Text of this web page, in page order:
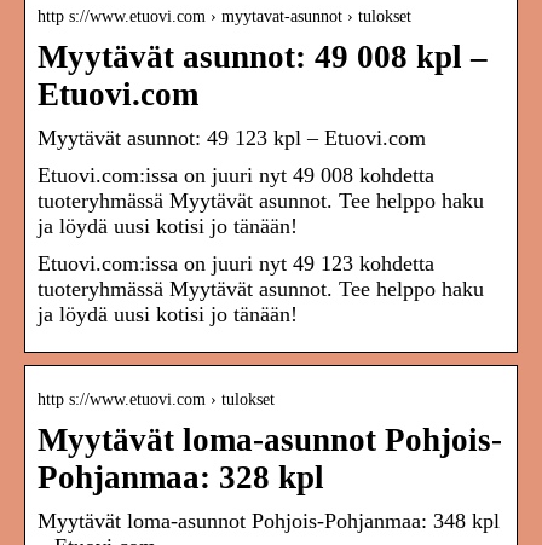
http s://www.etuovi.com › myytavat-asunnot › tulokset
Myytävät asunnot: 49 008 kpl –
Etuovi.com
Myytävät asunnot: 49 123 kpl – Etuovi.com
Etuovi.com:issa on juuri nyt 49 008 kohdetta
tuoteryhmässä Myytävät asunnot. Tee helppo haku
ja löydä uusi kotisi jo tänään!
Etuovi.com:issa on juuri nyt 49 123 kohdetta
tuoteryhmässä Myytävät asunnot. Tee helppo haku
ja löydä uusi kotisi jo tänään!
http s://www.etuovi.com › tulokset
Myytävät loma-asunnot Pohjois-
Pohjanmaa: 328 kpl
Myytävät loma-asunnot Pohjois-Pohjanmaa: 348 kpl